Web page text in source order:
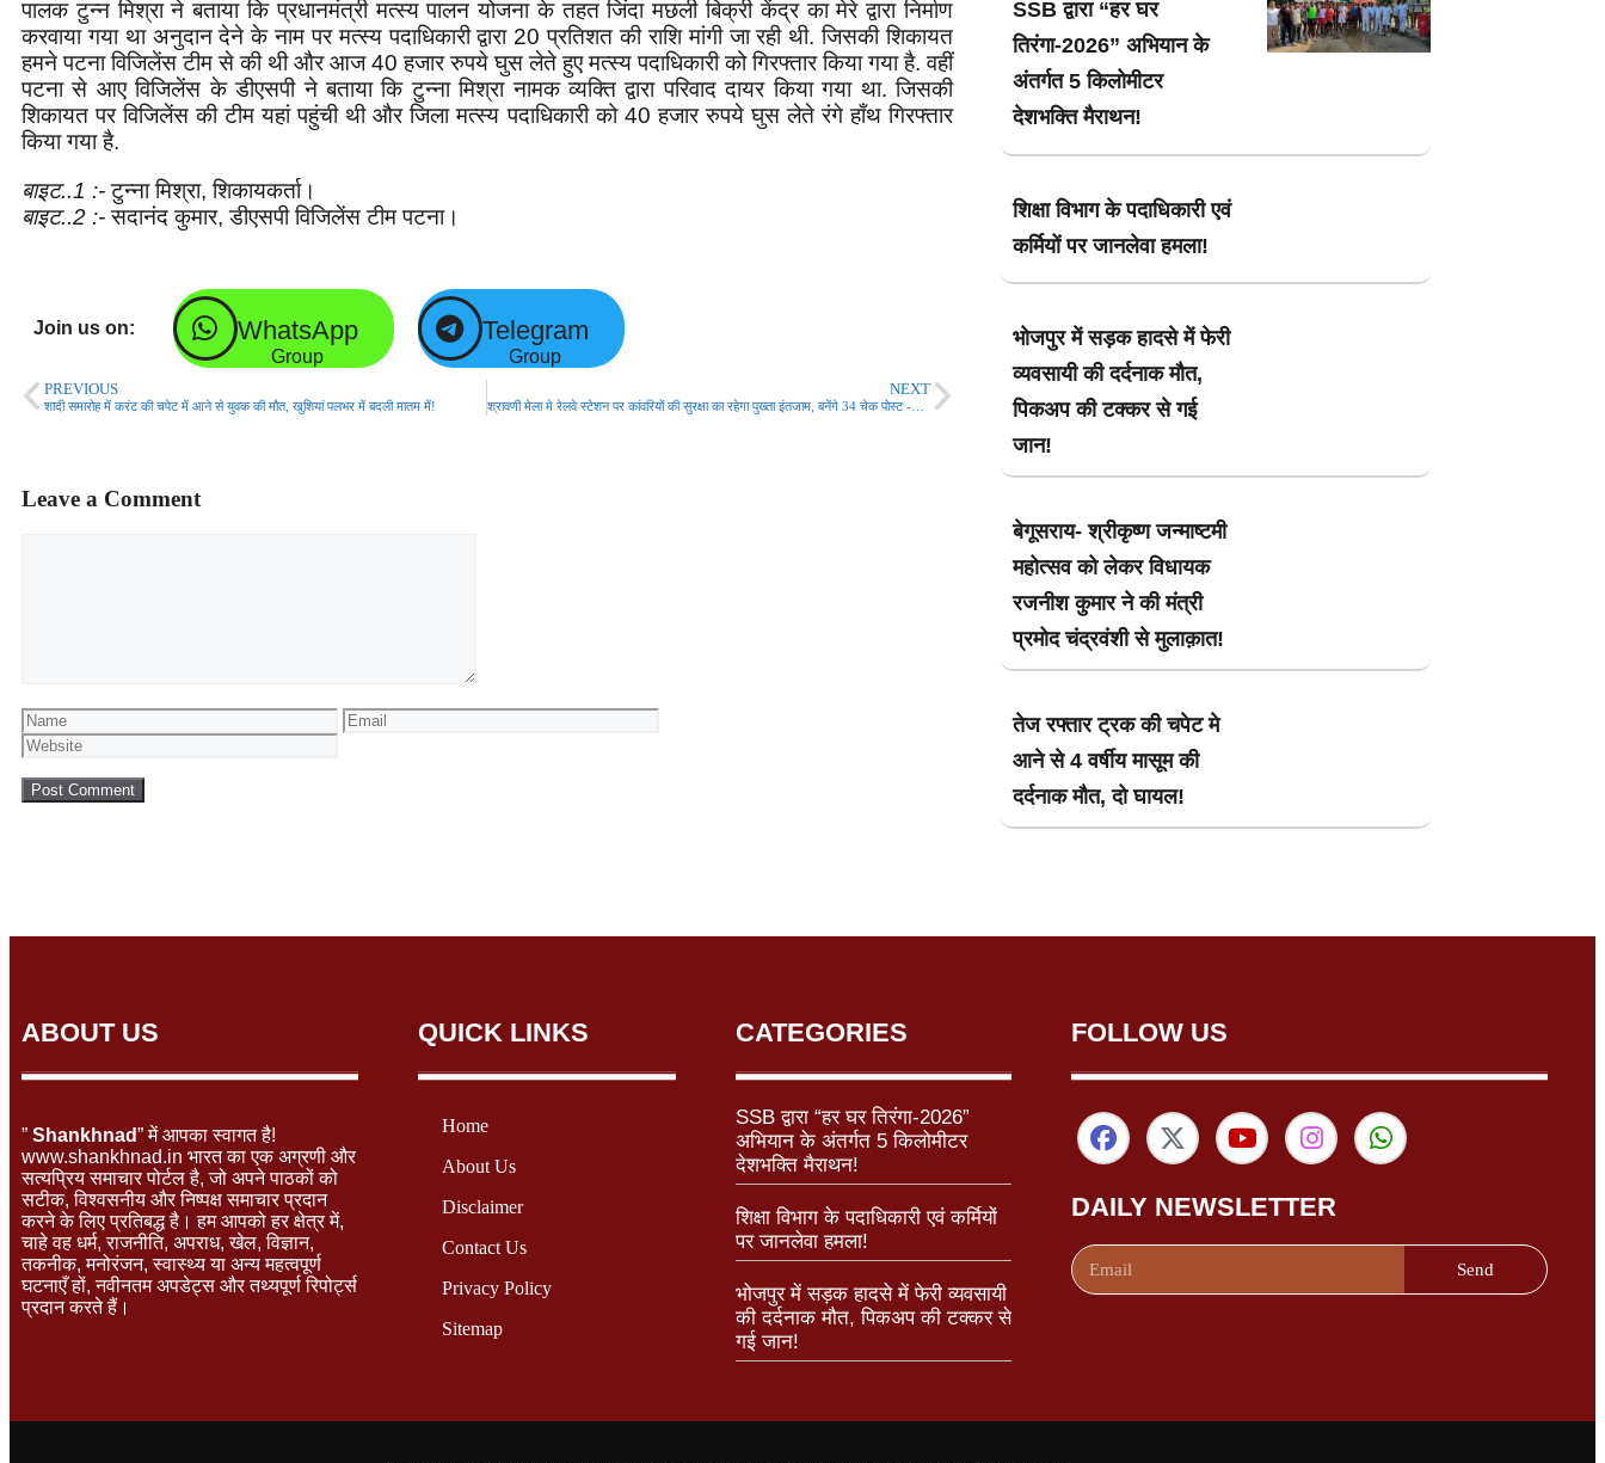
पालक टुन्न मिश्रा ने बताया कि प्रधानमंत्री मत्स्य पालन योजना के तहत जिंदा मछली बिक्री केंद्र का मेरे द्वारा निर्माण
करवाया गया था अनुदान देने के नाम पर मत्स्य पदाधिकारी द्वारा 20 प्रतिशत की राशि मांगी जा रही थी. जिसकी शिकायत
हमने पटना विजिलेंस टीम से की थी और आज 40 हजार रुपये घुस लेते हुए मत्स्य पदाधिकारी को गिरफ्तार किया गया है. वहीं
पटना से आए विजिलेंस के डीएसपी ने बताया कि टुन्ना मिश्रा नामक व्यक्ति द्वारा परिवाद दायर किया गया था. जिसकी
शिकायत पर विजिलेंस की टीम यहां पहुंची थी और जिला मत्स्य पदाधिकारी को 40 हजार रुपये घुस लेते रंगे हाँथ गिरफ्तार
किया गया है.
बाइट..1 :-टुन्ना मिश्रा, शिकायकर्ता।
बाइट..2 :-सदानंद कुमार, डीएसपी विजिलेंस टीम पटना।
Join us on: WhatsApp
Group
Telegram
Group
PREVIOUS
शादी समारोह में करंट की चपेट में आने से युवक की मौत, खुशियां पलभर में बदली मातम में!
NEXT
Leave a Comment
SSB द्वारा “हर घर
तिरंगा-2026” अभियान के
अंतर्गत 5 किलोमीटर
देशभक्ति मैराथन!
शिक्षा विभाग के पदाधिकारी एवं
कर्मियों पर जानलेवा हमला!
भोजपुर में सड़क हादसे में फेरी
व्यवसायी की दर्दनाक मौत,
पिकअप की टक्कर से गई
जान!
बेगूसराय- श्रीकृष्ण जन्माष्टमी
महोत्सव को लेकर विधायक
रजनीश कुमार ने की मंत्री
प्रमोद चंद्रवंशी से मुलाक़ात!
तेज रफ्तार ट्रक की चपेट मे
आने से 4 वर्षीय मासूम की
दर्दनाक मौत, दो घायल!
ABOUT US
” Shankhnad” में आपका स्वागत है!
www.shankhnad.in भारत का एक अग्रणी और
सत्यप्रिय समाचार पोर्टल है, जो अपने पाठकों को
सटीक, विश्वसनीय और निष्पक्ष समाचार प्रदान
करने के लिए प्रतिबद्ध है। हम आपको हर क्षेत्र में,
चाहे वह धर्म, राजनीति, अपराध, खेल, विज्ञान,
तकनीक, मनोरंजन, स्वास्थ्य या अन्य महत्वपूर्ण
घटनाएँ हों, नवीनतम अपडेट्स और तथ्यपूर्ण रिपोर्ट्स
प्रदान करते हैं।
QUICK LINKS
Home
About Us
Disclaimer
Contact Us
Privacy Policy
Sitemap
CATEGORIES
SSB द्वारा “हर घर तिरंगा-2026”
अभियान के अंतर्गत 5 किलोमीटर
देशभक्ति मैराथन!
शिक्षा विभाग के पदाधिकारी एवं कर्मियों
पर जानलेवा हमला!
भोजपुर में सड़क हादसे में फेरी व्यवसायी
की दर्दनाक मौत, पिकअप की टक्कर से
गई जान!
FOLLOW US
DAILY NEWSLETTER
Send